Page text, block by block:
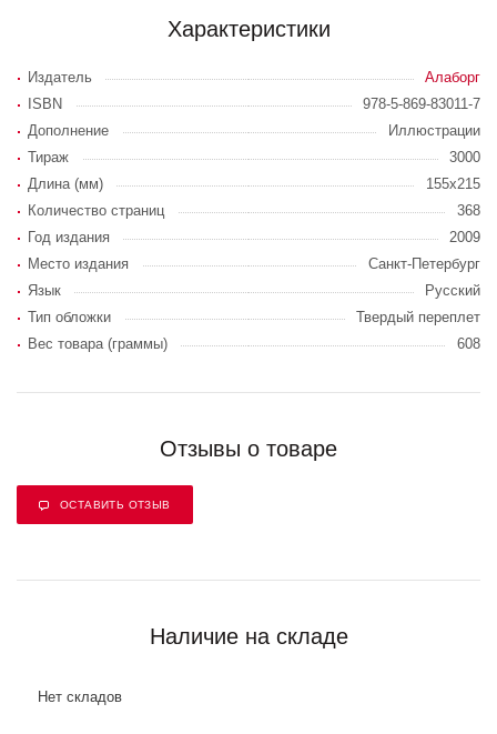
Характеристики
Издатель
Алаборг
ISBN
978-5-869-83011-7
Дополнение
Иллюстрации
Тираж
3000
Длина (мм)
155х215
Количество страниц
368
Год издания
2009
Место издания
Санкт-Петербург
Язык
Русский
Тип обложки
Твердый переплет
Вес товара (граммы)
608
Отзывы о товаре
ОСТАВИТЬ ОТЗЫВ
Наличие на складе
Нет складов